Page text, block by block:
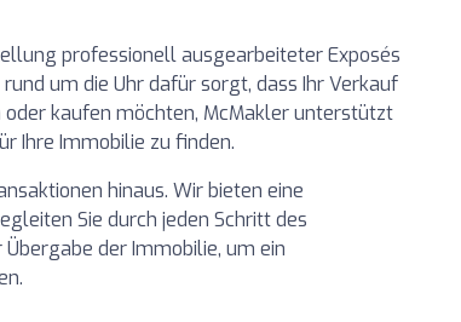
professionell ausgearbeiteter Exposés
um die Uhr dafür sorgt, dass Ihr Verkauf
kaufen möchten, McMakler unterstützt
Ihre Immobilie zu finden.
hinaus. Wir bieten eine
Sie durch jeden Schritt des
der Immobilie, um ein